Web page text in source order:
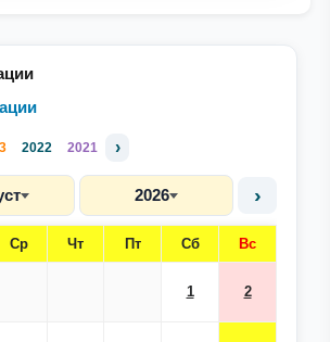
2022 2021 ›
2026 ›
Ср Чт Пт Сб Вс
1 2